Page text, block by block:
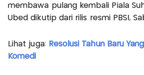
membawa pulang kembali Piala
Ubed dikutip dari rilis resmi PBSI,
Lihat juga: Resolusi Tahun Baru
Komedi